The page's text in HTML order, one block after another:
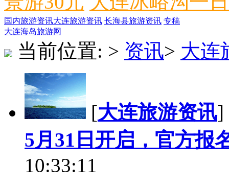
国内旅游资讯大连旅游资讯 长海县旅游资讯 专稿
大连海岛旅游网
当前位置: > 资讯> 大连
[大连旅游资讯]
5月31日开启，官方报
10:33:11